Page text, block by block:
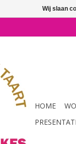
HOME
Wij slaan